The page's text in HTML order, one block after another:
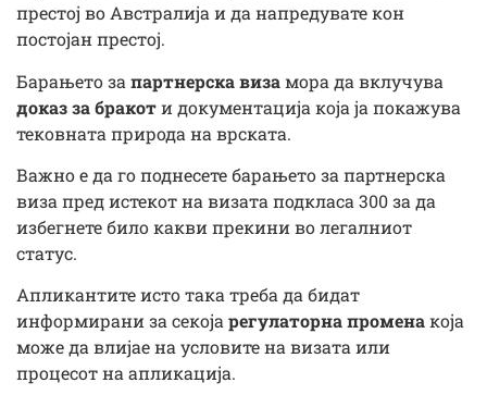
престој во Австралија и да напредувате кон
постојан престој.
Барањето за партнерска визамора да вклучува
доказ за бракоти документација која ја покажува
тековната природа на врската.
Важно е да го поднесете барањето за партнерска
виза пред истекот на визата подкласа 300 за да
избегнете било какви прекини во легалниот
статус.
Апликантите исто така треба да бидат
информирани за секојарегулаторна променакоја
може да влијае на условите на визата или
процесот на апликација.